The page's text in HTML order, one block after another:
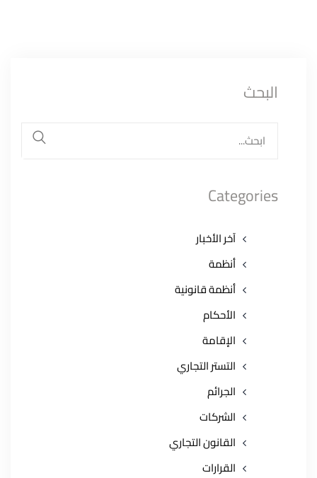
البحث
عن:
Categories
آخر الأخبار
أنظمة
أنظمة قانونية
الأحكام
الإقامة
التستر التجاري
الجرائم
الشركات
القانون التجاري
القرارات